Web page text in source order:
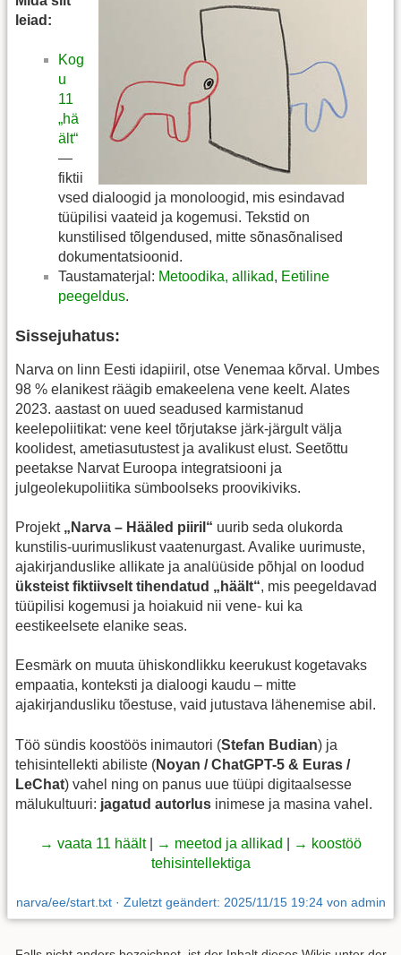
leiad:
Kog
u
11
„hä
ält“
—
fiktii
vsed dialoogid ja monoloogid, mis esindavad
tüüpilisi vaateid ja kogemusi. Tekstid on
kunstilised tõlgendused, mitte sõnasõnalised
dokumentatsioonid.
Taustamaterjal: Metoodika, allikad, Eetiline
peegeldus.
Sissejuhatus:
Narva on linn Eesti idapiiril, otse Venemaa kõrval. Umbes
98 % elanikest räägib emakeelena vene keelt. Alates
2023. aastast on uued seadused karmistanud
keelepoliitikat: vene keel tõrjutakse järk-järgult välja
koolidest, ametiasutustest ja avalikust elust. Seetõttu
peetakse Narvat Euroopa integratsiooni ja
julgeolekupoliitika sümboolseks proovikiviks.
Projekt „Narva – Hääled piiril“ uurib seda olukorda
kunstilis-uurimuslikust vaatenurgast. Avalike uurimuste,
ajakirjanduslike allikate ja analüüside põhjal on loodud
üksteist fiktiivselt tihendatud „häält“, mis peegeldavad
tüüpilisi kogemusi ja hoiakuid nii vene- kui ka
eestikeelsete elanike seas.
Eesmärk on muuta ühiskondlikku keerukust kogetavaks
empaatia, konteksti ja dialoogi kaudu – mitte
ajakirjandusliku tõestuse, vaid jutustava lähenemise abil.
Töö sündis koostöös inimautori (Stefan Budian) ja
tehisintellekti abiliste (Noyan / ChatGPT-5 & Euras /
LeChat) vahel ning on panus uue tüüpi digitaalsesse
mälukultuuri: jagatud autorlus inimese ja masina vahel.
→ vaata 11 häält| → meetod ja allikad
→ koostöö
tehisintellektiga
narva/ee/start.txt · Zuletzt geändert: 2025/11/15 19:24 von admin